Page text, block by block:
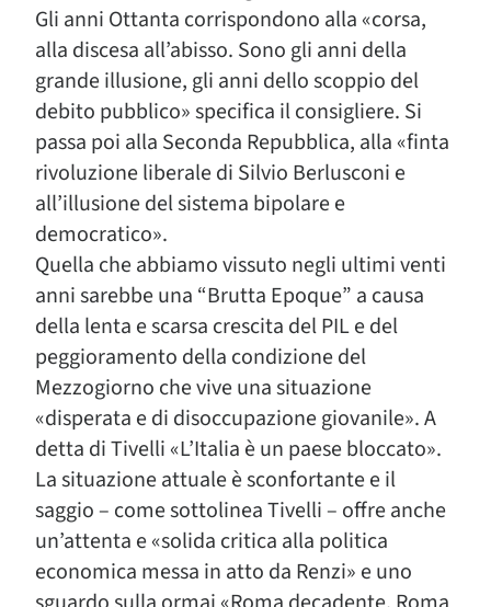
Gli anni Ottanta corrispondono alla «corsa,
alla discesa all’abisso. Sono gli anni della
grande illusione, gli anni dello scoppio del
debito pubblico» specifica il consigliere. Si
passa poi alla Seconda Repubblica, alla «finta
rivoluzione liberale di Silvio Berlusconi e
all’illusione del sistema bipolare e
democratico».
Quella che abbiamo vissuto negli ultimi venti
anni sarebbe una “Brutta Epoque” a causa
della lenta e scarsa crescita del PIL e del
peggioramento della condizione del
Mezzogiorno che vive una situazione
«disperata e di disoccupazione giovanile». A
detta di Tivelli «L’Italia è un paese bloccato».
La situazione attuale è sconfortante e il
saggio – come sottolinea Tivelli – offre anche
un’attenta e «solida critica alla politica
economica messa in atto da Renzi» e uno